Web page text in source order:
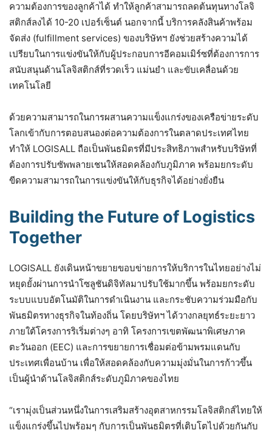
ความต้องการของลูกค้าได้ ทำให้ลูกค้าสามารถลดต้นทุนทางโลจิ
สติกส์ลงได้ 10-20 เปอร์เซ็นต์ นอกจากนี้ บริการคลังสินค้าพร้อม
จัดส่ง (fulfillment services) ของบริษัทฯ ยังช่วยสร้างความได้
เปรียบในการแข่งขันให้กับผู้ประกอบการอีคอมเมิร์ซที่ต้องการการ
สนับสนุนด้านโลจิสติกส์ที่รวดเร็ว แม่นยำ และขับเคลื่อนด้วย
เทคโนโลยี
ด้วยความสามารถในการผสานความแข็งแกร่งของเครือข่ายระดับ
โลกเข้ากับการตอบสนองต่อความต้องการในตลาดประเทศไทย
ทำให้ LOGISALL ถือเป็นพันธมิตรที่มีประสิทธิภาพสำหรับบริษัทที่
ต้องการปรับซัพพลายเชนให้สอดคล้องกับภูมิภาค พร้อมยกระดับ
ขีดความสามารถในการแข่งขันให้กับธุรกิจได้อย่างยั่งยืน
Building the Future of Logistics
Together
LOGISALL ยังเดินหน้าขยายขอบข่ายการให้บริการในไทยอย่างไม่
หยุดยั้งผ่านการนำโซลูชันดิจิทัลมาปรับใช้มากขึ้น พร้อมยกระดับ
ระบบแบบอัตโนมัติในการดำเนินงาน และกระชับความร่วมมือกับ
พันธมิตรทางธุรกิจในท้องถิ่น โดยบริษัทฯ ได้วางกลยุทธ์ระยะยาว
ภายใต้โครงการริเริ่มต่างๆ อาทิ โครงการเขตพัฒนาพิเศษภาค
ตะวันออก (EEC) และการขยายการเชื่อมต่อข้ามพรมแดนกับ
ประเทศเพื่อนบ้าน เพื่อให้สอดคล้องกับความมุ่งมั่นในการก้าวขึ้น
เป็นผู้นำด้านโลจิสติกส์ระดับภูมิภาคของไทย
“เรามุ่งเป็นส่วนหนึ่งในการเสริมสร้างอุตสาหกรรมโลจิสติกส์ไทยให้
แข็งแกร่งขึ้นไปพร้อมๆ กับการเป็นพันธมิตรที่เติบโตไปด้วยกันกับ